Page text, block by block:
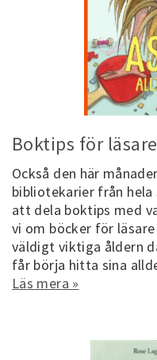
Boktips för
Också den här
bibliotekarier från
att dela boktips med
vi om böcker för
väldigt viktiga åldern
får börja hitta sina
Läs mera »